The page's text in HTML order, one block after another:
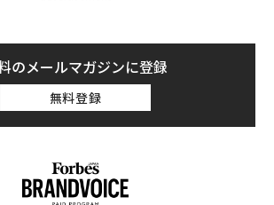
のメールマガジンに登録
無料登録